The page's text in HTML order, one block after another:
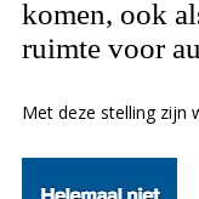
komen, ook
ruimte voor
Met deze stelling zijn